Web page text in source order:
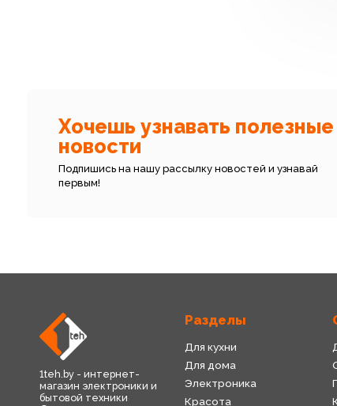
Хочешь узнавать полезные
новости
Подпишись на нашу рассылку новостей и узнавай
первым!
1teh.by - интернет-
магазин электроники и
бытовой техники
Разделы
Для кухни
Для дома
Электроника
Красота